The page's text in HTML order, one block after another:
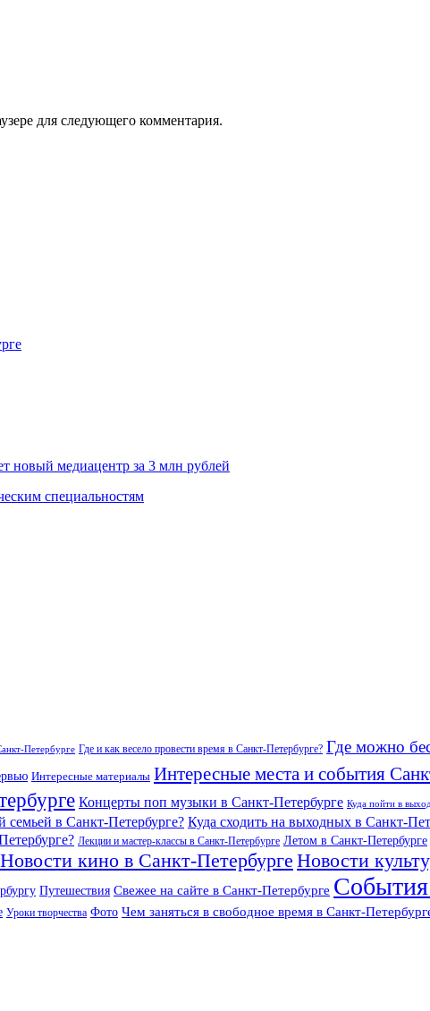
для следующего комментария.
новый медиацентр за 3 млн рублей
специальностям
Петербурге Где и как весело провести время в Санкт-Петербурге? Где можно
Интересные материалы Интересные места и события
Концерты поп музыки в Санкт-Петербурге Куда пойти в
семьей в Санкт-Петербурге? Куда сходить на выходных в Санкт-
Лекции и мастер-классы в Санкт-Петербурге Летом в Санкт-Петербурге
Новости кино в Санкт-Петербурге Новости
Путешествия Свежее на сайте в Санкт-Петербурге
Уроки творчества Фото Чем заняться в свободное время в Санкт-